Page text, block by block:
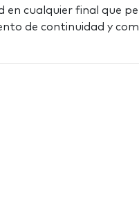
cualquier final que
de continuidad y